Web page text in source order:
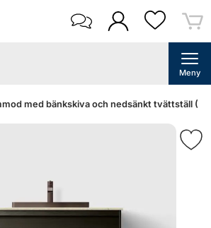
Meny
med bänkskiva och nedsänkt tvättställ